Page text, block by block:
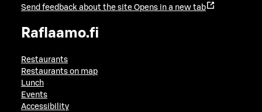
Send feedback about the site Opens in a new tab
Raflaamo.fi
Restaurants
Restaurants on map
Lunch
Events
Accessibility